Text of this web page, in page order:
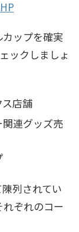
ップを確実
ックしましょ
店舗
連グッズ売
列されてい
ぞれのコー